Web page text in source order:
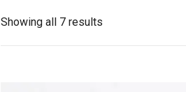
Showing all 7 results